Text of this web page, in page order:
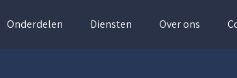
Onderdelen Diensten Over ons